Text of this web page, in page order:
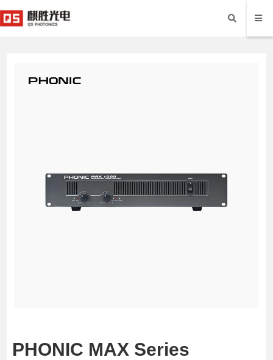
PHONIC MAX Series